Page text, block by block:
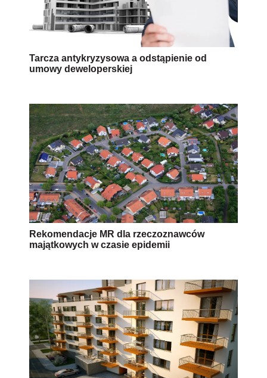
Tarcza antykryzysowa a odstąpienie od
umowy deweloperskiej
Rekomendacje MR dla rzeczoznawców
majątkowych w czasie epidemii